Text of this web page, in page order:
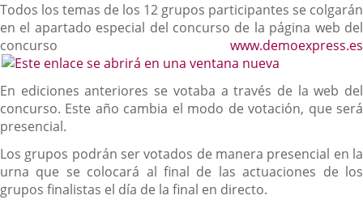
Todos los temas de los 12 grupos participantes se colgarán
en el apartado especial del concurso de la página web del
concurso www.demoexpress.es
En ediciones anteriores se votaba a través de la web del
concurso. Este año cambia el modo de votación, que será
presencial.
Los grupos podrán ser votados de manera presencial en la
urna que se colocará al final de las actuaciones de los
grupos finalistas el día de la final en directo.